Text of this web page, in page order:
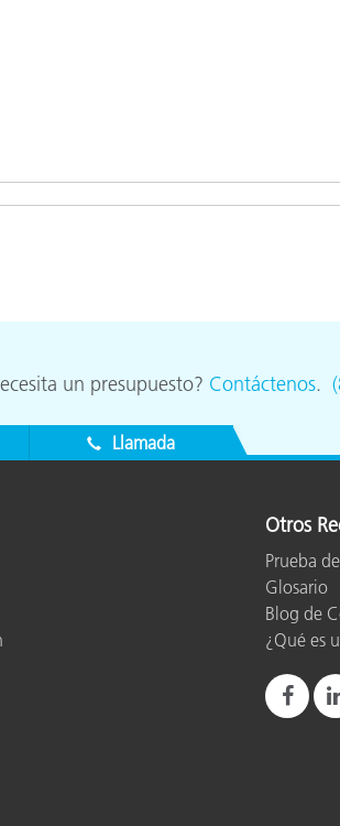
un presupuesto? Contáctenos.
Llamada
Otros
Prueba
Glosario
Blog de
¿Qué es